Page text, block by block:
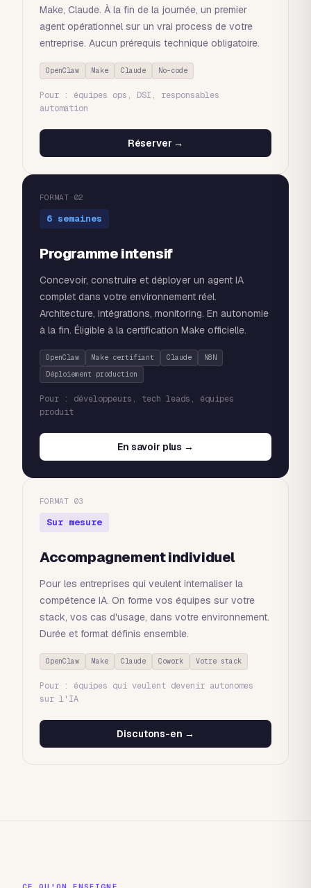
Make, Claude. À la fin de la journée, un premier
agent opérationnel sur un vrai process de votre
entreprise. Aucun prérequis technique obligatoire.
OpenClaw Make Claude No-code
Pour : équipes ops, DSI, responsables
automation
Réserver →
FORMAT 02
6 semaines
Programme intensif
Concevoir, construire et déployer un agent IA
complet dans votre environnement réel.
Architecture, intégrations, monitoring. En autonomie
à la fin. Éligible à la certification Make officielle.
OpenClaw Make certifiant Claude
N8N
Déploiement production
Pour : développeurs, tech leads, équipes
produit
En savoir plus →
FORMAT 03
Sur mesure
Accompagnement individuel
Pour les entreprises qui veulent internaliser la
compétence IA. On forme vos équipes sur votre
stack, vos cas d'usage, dans votre environnement.
Durée et format définis ensemble.
OpenClaw Make Claude Cowork Votre stack
Pour : équipes qui veulent devenir autonomes
sur l'IA
Discutons-en →